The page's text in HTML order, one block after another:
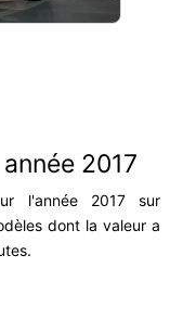
2017
l'année 2017 sur
dont la valeur a